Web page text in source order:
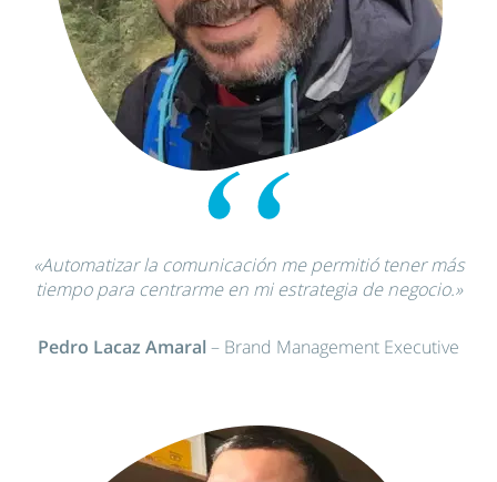
«Automatizar la comunicación me permitió tener más
tiempo para centrarme en mi estrategia de negocio.»
Pedro Lacaz Amaral – Brand Management Executive